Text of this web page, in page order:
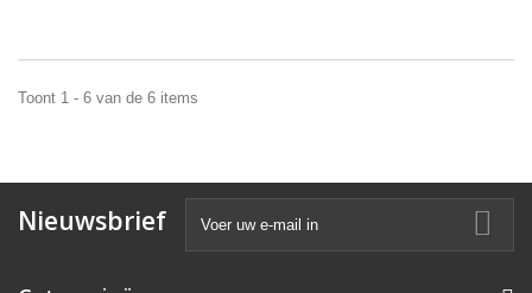
Toont 1 - 6 van de 6 items
Nieuwsbrief